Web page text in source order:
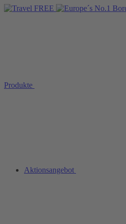
Produkte
Aktionsangebot